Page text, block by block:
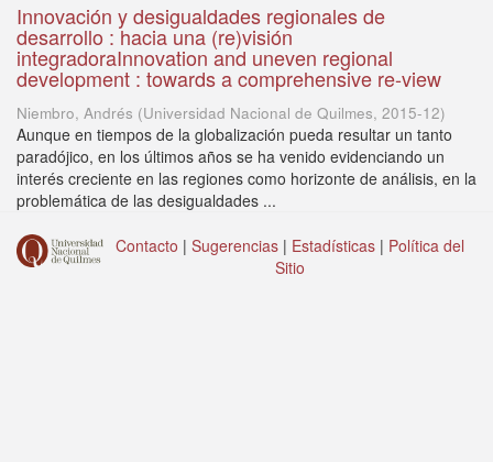
Innovación y desigualdades regionales de
desarrollo : hacia una (re)visión
integradoraInnovation and uneven regional
development : towards a comprehensive re-view
Niembro, Andrés (Universidad Nacional de Quilmes, 2015-12)
Aunque en tiempos de la globalización pueda resultar un tanto
paradójico, en los últimos años se ha venido evidenciando un
interés creciente en las regiones como horizonte de análisis, en la
problemática de las desigualdades ...
Contacto | Sugerencias | Estadísticas | Política del
Sitio